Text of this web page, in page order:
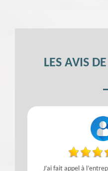
LES AVIS
J’ai fait appel à